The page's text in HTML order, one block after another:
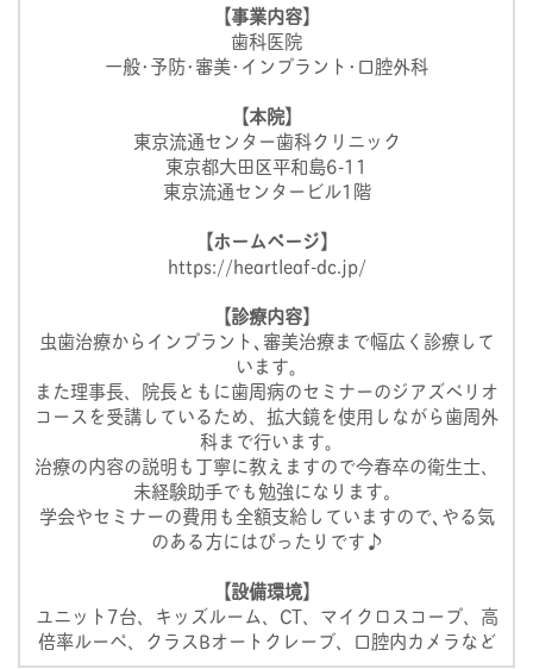
【事業内容】
歯科医院
一般･予防･審美･インプラント･口腔外科
【本院】
東京流通センター歯科クリニック
東京都大田区平和島6-11
東京流通センタービル1階
【ホームページ】
https://heartleaf-dc.jp/
【診療内容】
虫歯治療からインプラント､審美治療まで幅広く診療して
います｡
また理事長、院長ともに歯周病のセミナーのジアズぺリオ
コースを受講しているため、拡大鏡を使用しながら歯周外
科まで行います｡
治療の内容の説明も丁寧に教えますので今春卒の衛生士、
未経験助手でも勉強になります。
学会やセミナーの費用も全額支給していますので､やる気
のある方にはぴったりです♪
【設備環境】
ユニット7台、キッズルーム、CT、マイクロスコープ、高
倍率ルーペ、クラスBオートクレーブ、口腔内カメラなど